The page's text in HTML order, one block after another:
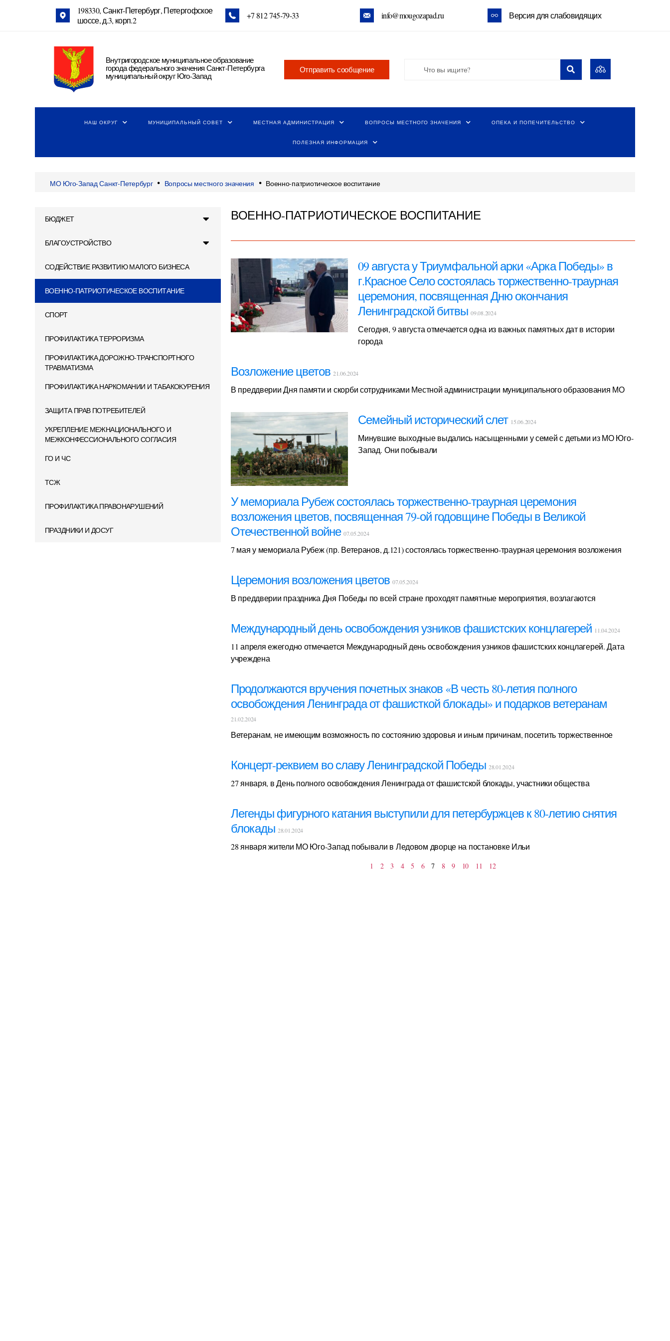
198330, Санкт-Петербург, Петергофское
шоссе, д.3, корп.2
+7 812 745‑79-33 info@mougozapad.ru Версия для слабовидящих
Внутригородское муниципальное образование
города федерального значения Санкт-Петербурга
муниципальный округ Юго-Запад
Отправить сообщение
НАШ ОКРУГ МУНИЦИПАЛЬНЫЙ СОВЕТ МЕСТНАЯ АДМИНИСТРАЦИЯ ВОПРОСЫ МЕСТНОГО ЗНАЧЕНИЯ ОПЕКА И ПОПЕЧИТЕЛЬСТВО
ПОЛЕЗНАЯ ИНФОРМАЦИЯ
МО Юго-Запад Санкт-Петербург• Вопросы местного значения • Военно-патриотическое воспитание
БЮДЖЕТ
БЛАГОУСТРОЙСТВО
СОДЕЙСТВИЕ РАЗВИТИЮ МАЛОГО БИЗНЕСА
ВОЕННО-ПАТРИОТИЧЕСКОЕ ВОСПИТАНИЕ
СПОРТ
ПРОФИЛАКТИКА ТЕРРОРИЗМА
ПРОФИЛАКТИКА ДОРОЖНО-ТРАНСПОРТНОГО
ТРАВМАТИЗМА
ПРОФИЛАКТИКА НАРКОМАНИИ И ТАБАКОКУРЕНИЯ
ЗАЩИТА ПРАВ ПОТРЕБИТЕЛЕЙ
УКРЕПЛЕНИЕ МЕЖНАЦИОНАЛЬНОГО И
МЕЖКОНФЕССИОНАЛЬНОГО СОГЛАСИЯ
ГО И ЧС
ТСЖ
ПРОФИЛАКТИКА ПРАВОНАРУШЕНИЙ
ПРАЗДНИКИ И ДОСУГ
ВОЕННО-ПАТРИОТИЧЕСКОЕ ВОСПИТАНИЕ
09 августа у Триумфальной арки «Арка Победы» в
г.Красное Село состоялась торжественно-траурная
церемония, посвященная Дню окончания
Ленинградской битвы09.08.2024
Сегодня, 9 августа отмечается одна из важных памятных дат в истории
города
Возложение цветов 21.06.2024
В преддверии Дня памяти и скорби сотрудниками Местной администрации муниципального образования МО
Семейный исторический слет 15.06.2024
Минувшие выходные выдались насыщенными у семей с детьми из МО Юго-
Запад. Они побывали
У мемориала Рубеж состоялась торжественно-траурная церемония
возложения цветов, посвященная 79-ой годовщине Победы в Великой
Отечественной войне 07.05.2024
7 мая у мемориала Рубеж (пр. Ветеранов, д.121) состоялась торжественно-траурная церемония возложения
Церемония возложения цветов 07.05.2024
В преддверии праздника Дня Победы по всей стране проходят памятные мероприятия, возлагаются
Международный день освобождения узников фашистских концлагерей 11.04.2024
11 апреля ежегодно отмечается Международный день освобождения узников фашистских концлагерей. Дата
учреждена
Продолжаются вручения почетных знаков «В честь 80-летия полного
освобождения Ленинграда от фашисткой блокады» и подарков ветеранам
21.02.2024
Ветеранам, не имеющим возможность по состоянию здоровья и иным причинам, посетить торжественное
Концерт-реквием во славу Ленинградской Победы 28.01.2024
27 января, в День полного освобождения Ленинграда от фашистской блокады, участники общества
Легенды фигурного катания выступили для петербуржцев к 80-летию снятия
блокады 28.01.2024
28 января жители МО Юго-Запад побывали в Ледовом дворце на постановке Ильи
1 2 3 4 5 6 7 8 9 10 11 12